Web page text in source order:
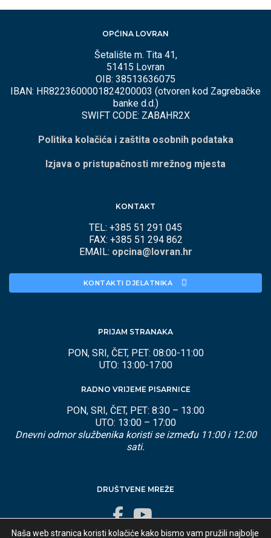
OPĆINA LOVRAN
Šetalište m. Tita 41,
51415 Lovran
OIB: 38513636075
IBAN: HR8223600001824200003 (otvoren kod Zagrebačke
banke d.d.)
SWIFT CODE: ZABAHR2X
Politika kolačića i zaštita osobnih podataka
Izjava o pristupačnosti mrežnog mjesta
KONTAKT
TEL: +385 51 291 045
FAX: +385 51 294 862
EMAIL: opcina@lovran.hr
KONTAKTI DJELATNIKA
PRIJAM STRANAKA
PON, SRI, ČET, PET: 08:00-11:00
UTO: 13:00-17:00
RADNO VRIJEME PISARNICE
PON, SRI, ČET, PET: 8:30 – 13:00
UTO: 13:00 – 17:00
Dnevni odmor službenika koristi se između 11:00 i 12:00
sati.
DRUŠTVENE MREŽE
Naša web stranica koristi kolačiće kako bismo vam pružili najbolje